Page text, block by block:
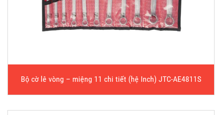
Bộ cờ lê vòng – miệng 11 chi tiết (hệ Inch) JTC-AE4811S